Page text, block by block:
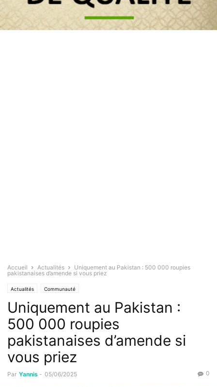
Accueil Actualités
Uniquement au Pakistan : 500 000 roupies
pakistanaises d’amende si vous priez
Actualités Communauté
Uniquement au Pakistan :
500 000 roupies
pakistanaises d’amende si
vous priez
Par Yannis - 05/06/2025 0